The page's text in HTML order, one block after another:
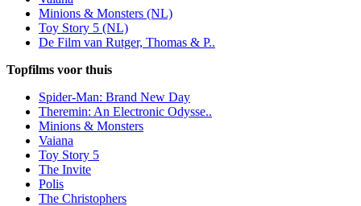
Minions & Monsters (NL)
Toy Story 5 (NL)
De Film van Rutger, Thomas & P..
Topfilms voor thuis
Spider-Man: Brand New Day
Theremin: An Electronic Odysse..
Minions & Monsters
Vaiana
Toy Story 5
The Invite
Polis
The Christophers